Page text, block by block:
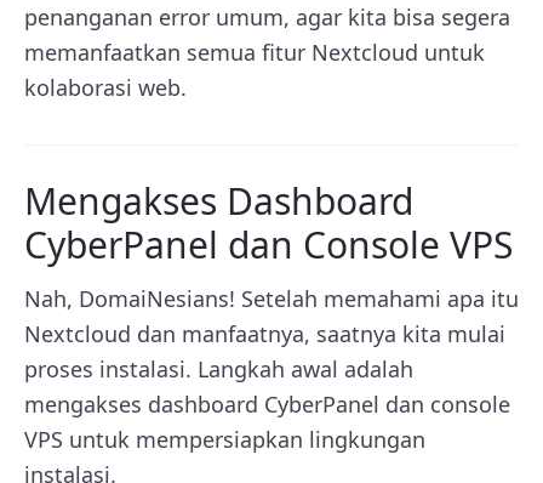
penanganan error umum, agar kita bisa segera
memanfaatkan semua fitur Nextcloud untuk
kolaborasi web.
Mengakses Dashboard
CyberPanel dan Console VPS
Nah, DomaiNesians! Setelah memahami apa itu
Nextcloud dan manfaatnya, saatnya kita mulai
proses instalasi. Langkah awal adalah
mengakses dashboard CyberPanel dan console
VPS untuk mempersiapkan lingkungan
instalasi.